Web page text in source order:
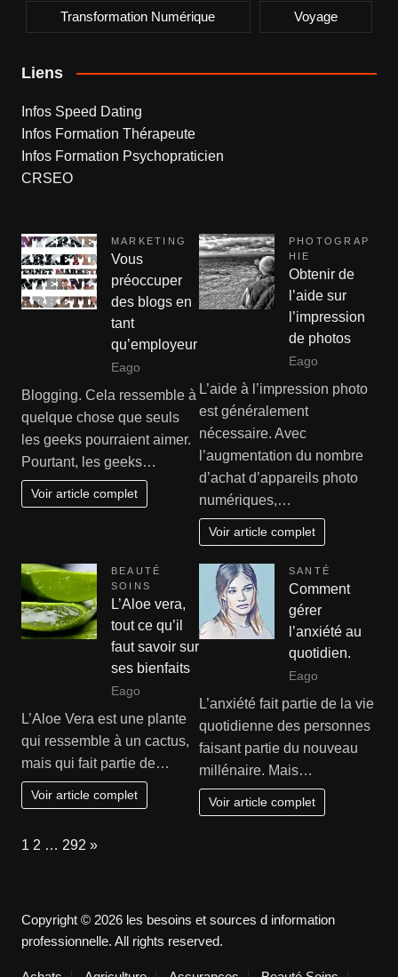
Transformation Numérique Voyage
Liens
Infos Speed Dating
Infos Formation Thérapeute
Infos Formation Psychopraticien
CRSEO
MARKETING
Vous
préoccuper
des blogs en
tant
qu’employeur
Eago
Blogging. Cela ressemble à
quelque chose que seuls
les geeks pourraient aimer.
Pourtant, les geeks…
Voir article complet
PHOTOGRAP
HIE
Obtenir de
l’aide sur
l’impression
de photos
Eago
L’aide à l’impression photo
est généralement
nécessaire. Avec
l’augmentation du nombre
d’achat d’appareils photo
numériques,…
Voir article complet
BEAUTÉ
SOINS
L’Aloe vera,
tout ce qu’il
faut savoir sur
ses bienfaits
Eago
L’Aloe Vera est une plante
qui ressemble à un cactus,
mais qui fait partie de…
Voir article complet
SANTÉ
Comment
gérer
l’anxiété au
quotidien.
Eago
L’anxiété fait partie de la vie
quotidienne des personnes
faisant partie du nouveau
millénaire. Mais…
Voir article complet
Page:
1 2 … 292 Next
»
Copyright © 2026 les besoins et sources d information
professionnelle. All rights reserved.